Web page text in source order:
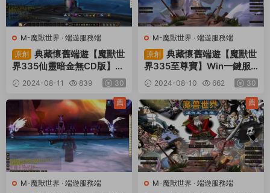
M-魔獸世界 · 端遊服務端
原創
典藏懷舊端遊【魔獸世
界335仙靈暗金無CD版】W
in一鍵服務端+PC客戶端+網
頁注冊+GM指令教程+視頻
架設教程
2024-08-11 839 30
M-魔獸世界 · 端遊服務端
原創
典藏懷舊端遊【魔獸世
界335至尊寶】Win一鍵服
務端+PC客戶端+網頁注冊+
GM指令教程+視頻架設教程
2024-08-10 662 30
M-魔獸世界 · 端遊服務端
薦
M-魔獸世界 · 端遊服務端
薦